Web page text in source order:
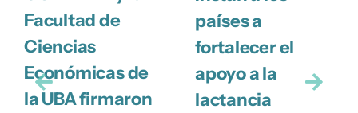
Facultad de
Ciencias
Económicas de
la UBA firmaron
países a
fortalecer el
apoyo a la
lactancia